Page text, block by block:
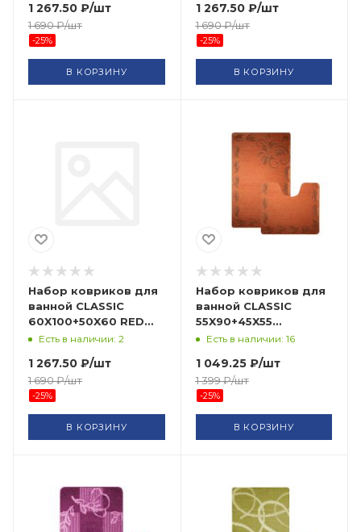
1 267.50 ₽/шт
1 690₽/шт
-25%
В КОРЗИНУ
1 267.50₽/шт
1 690₽/шт
-25%
В КОРЗИНУ
Набор ковриков для
ванной CLASSIC
60X100+50X60 RED
BANYOLIN HALI
Есть в наличии: 2
1 267.50 ₽/шт
1 690₽/шт
-25%
В КОРЗИНУ
Набор ковриков для
ванной CLASSIC
55X90+45X55
CLT202014-BRICK-182
Есть в наличии: 16
1 049.25₽/шт
1 399₽/шт
-25%
В КОРЗИНУ